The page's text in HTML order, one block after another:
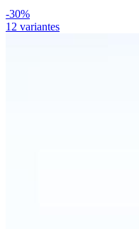
-30%
12 variantes